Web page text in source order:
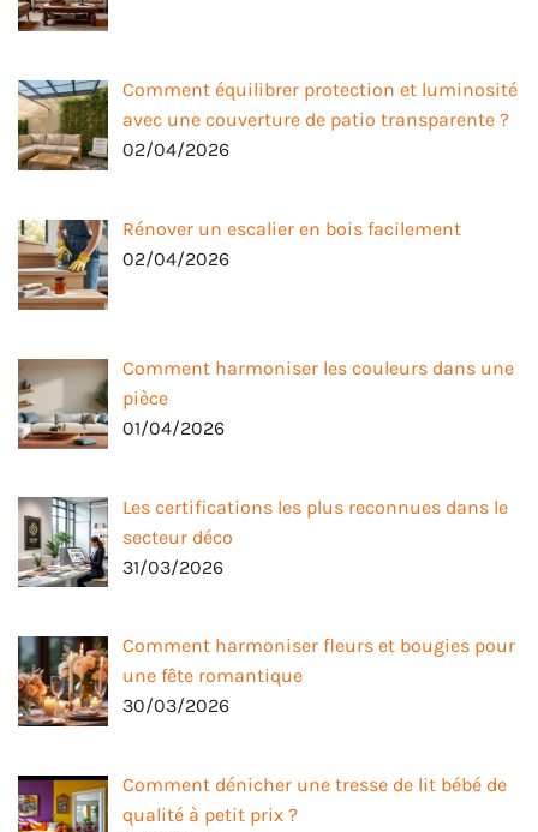
Comment équilibrer protection et luminosité
avec une couverture de patio transparente ?
02/04/2026
Rénover un escalier en bois facilement
02/04/2026
Comment harmoniser les couleurs dans une
pièce
01/04/2026
Les certifications les plus reconnues dans le
secteur déco
31/03/2026
Comment harmoniser fleurs et bougies pour
une fête romantique
30/03/2026
Comment dénicher une tresse de lit bébé de
qualité à petit prix ?